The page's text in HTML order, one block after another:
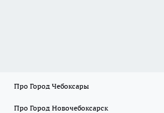
Про Город Чебоксары
Про Город Новочебоксарск